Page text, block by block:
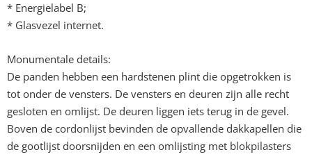
* Energielabel B;
* Glasvezel internet.
Monumentale details:
De panden hebben een hardstenen plint die opgetrokken is
tot onder de vensters. De vensters en deuren zijn alle recht
gesloten en omlijst. De deuren liggen iets terug in de gevel.
Boven de cordonlijst bevinden de opvallende dakkapellen die
de gootlijst doorsnijden en een omlijsting met blokpilasters